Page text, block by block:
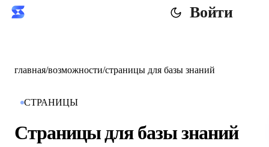
Войти
главная/возможности/страницы для базы знаний
СТРАНИЦЫ
Страницы для базы знаний